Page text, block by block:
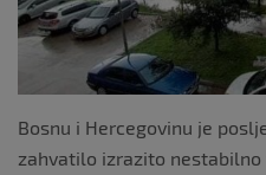
Bosnu i Hercegovinu je
zahvatilo izrazito